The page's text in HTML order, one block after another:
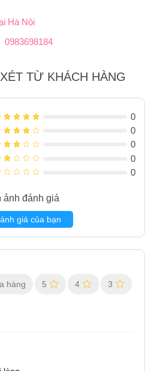
Hà Nội
0983698184
TỪ KHÁCH HÀNG
0
0
0
0
0
ảnh đánh giá
giá của bạn
hàng 5 4 3